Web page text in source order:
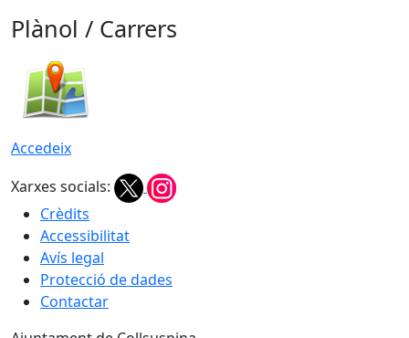
Plànol / Carrers
Accedeix
Xarxes socials:
Crèdits
Accessibilitat
Avís legal
Protecció de dades
Contactar